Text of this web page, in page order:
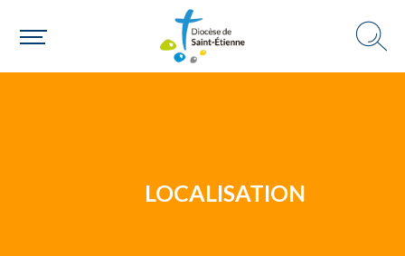
Un mouvement
LOCALISATION